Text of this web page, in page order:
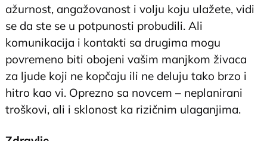
ažurnost, angažovanost i volju koju ulažete, vidi
se da ste se u potpunosti probudili. Ali
komunikacija i kontakti sa drugima mogu
povremeno biti obojeni vašim manjkom živaca
za ljude koji ne kopčaju ili ne deluju tako brzo i
hitro kao vi. Oprezno sa novcem – neplanirani
troškovi, ali i sklonost ka rizičnim ulaganjima.